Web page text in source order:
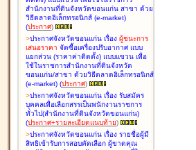
สำนักงานที่ดินจังหวัดขอนแก่น สาขา ด้วย
วิธีตลาดอิเล็กทรอนิกส์ (e-market)
(ประกาศ)
>ประกาศจังหวัดขอนแก่น เรื่อง ผู้ชนะการ
เสนอราคา จัดซื้อเครื่องปรับอากาศ แบบ
แยกส่วน (ราคาค่าติดตั้ง) แบบแขวน เพื่อ
ใช้ในราชการสำนักงานที่ดินจังหวัด
ขอนแก่น/สาขา ด้วยวิธีตลาดอิเล็กทรอนิกส์
(e-market) (ประกาศ)
>ประกาศจังหวัดขอนแก่น เรื่อง รับสมัคร
บุคคลเพื่อเลือกสรรเป็นพนักงานราชการ
ทั่วไป(สำนักงานที่ดินจังหวัดขอนแก่น)
(ประกาศ+รายละเอียดแนบท้าย)
>ประกาศจังหวัดขอนแก่น เรื่อง รายชื่อผู้มี
สิทธิเข้ารับการสอบคัดเลือก ผู้ขาดคุณ